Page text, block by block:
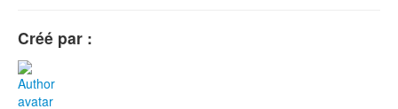
Créé par :